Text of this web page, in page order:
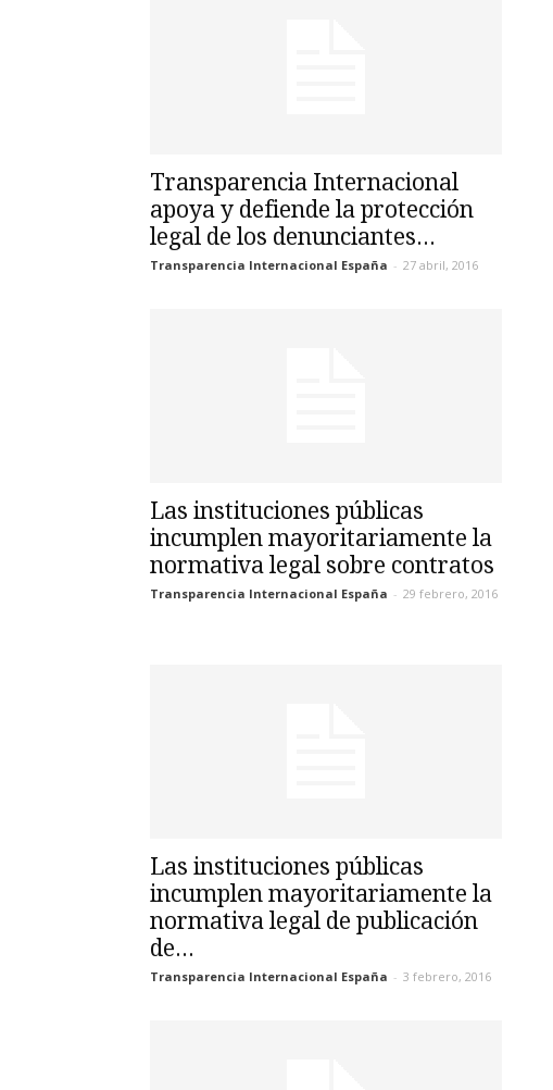
Transparencia Internacional
apoya y defiende la protección
legal de los denunciantes...
Transparencia Internacional España - 27 abril, 2016
Las instituciones públicas
incumplen mayoritariamente la
normativa legal sobre contratos
Transparencia Internacional España - 29 febrero, 2016
Las instituciones públicas
incumplen mayoritariamente la
normativa legal de publicación
de...
Transparencia Internacional España - 3 febrero, 2016